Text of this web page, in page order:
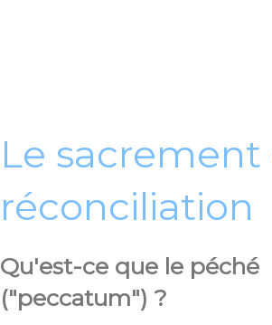
Le sacrement
réconciliation
Qu'est-ce que le péché
("peccatum") ?